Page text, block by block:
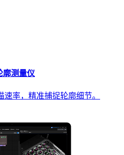
廓测量仪
率，精准捕捉轮廓细节。